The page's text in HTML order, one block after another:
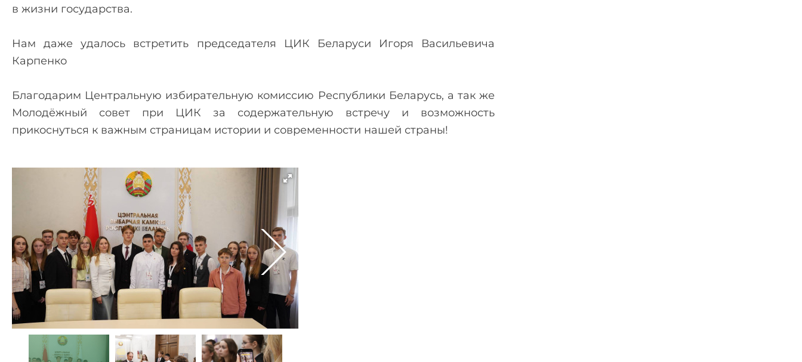
в жизни государства.
Нам даже удалось встретить председателя ЦИК Беларуси Игоря Васильевича
Карпенко
Благодарим Центральную избирательную комиссию Республики Беларусь, а так же
Молодёжный совет при ЦИК за содержательную встречу и возможность
прикоснуться к важным страницам истории и современности нашей страны!